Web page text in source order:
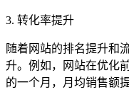
3. 转化率提升
随着网站的排名提升和
升。例如，网站在优化
的一个月，月均销售额